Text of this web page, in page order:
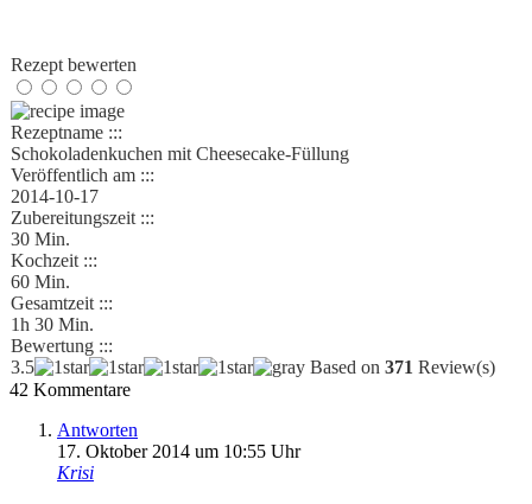
Rezept bewerten
Rezeptname :::
Schokoladenkuchen mit Cheesecake-Füllung
Veröffentlich am :::
2014-10-17
Zubereitungszeit :::
30 Min.
Kochzeit :::
60 Min.
Gesamtzeit :::
1h 30 Min.
Bewertung :::
3.5
Based on 371 Review(s)
42 Kommentare
Antworten
17. Oktober 2014 um 10:55 Uhr
Krisi